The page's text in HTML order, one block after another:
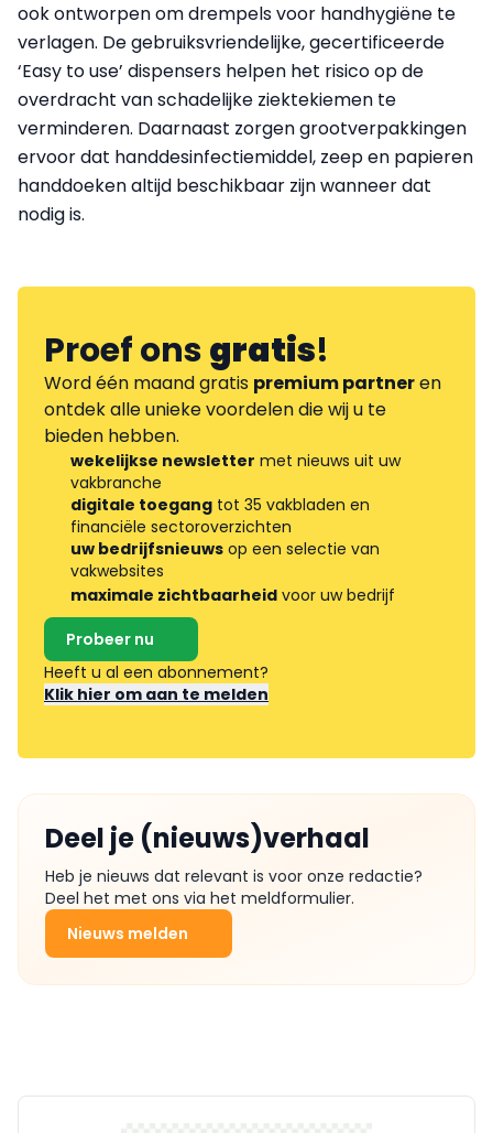
ook ontworpen om drempels voor handhygiëne te
verlagen. De gebruiksvriendelijke, gecertificeerde
‘Easy to use’ dispensers helpen het risico op de
overdracht van schadelijke ziektekiemen te
verminderen. Daarnaast zorgen grootverpakkingen
ervoor dat handdesinfectiemiddel, zeep en papieren
handdoeken altijd beschikbaar zijn wanneer dat
nodig is.
Proef onsgratis!
Word één maand gratis premium partneren
ontdek alle unieke voordelen die wij u te
bieden hebben.
wekelijkse newsletter met nieuws uit uw
vakbranche
digitale toegang tot 35 vakbladen en
financiële sectoroverzichten
uw bedrijfsnieuws op een selectie van
vakwebsites
maximale zichtbaarheid voor uw bedrijf
Probeer nu
Heeft u al een abonnement?
Klik hier om aan te melden
Deel je (nieuws)verhaal
Heb je nieuws dat relevant is voor onze redactie?
Deel het met ons via het meldformulier.
Nieuws melden